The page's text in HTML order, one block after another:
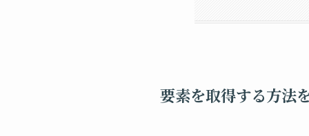
要素を取得する方法